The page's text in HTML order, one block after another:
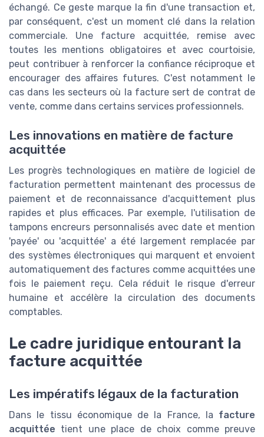
échangé. Ce geste marque la fin d'une transaction et,
par conséquent, c'est un moment clé dans la relation
commerciale. Une facture acquittée, remise avec
toutes les mentions obligatoires et avec courtoisie,
peut contribuer à renforcer la confiance réciproque et
encourager des affaires futures. C'est notamment le
cas dans les secteurs où la facture sert de contrat de
vente, comme dans certains services professionnels.
Les innovations en matière de facture
acquittée
Les progrès technologiques en matière de logiciel de
facturation permettent maintenant des processus de
paiement et de reconnaissance d'acquittement plus
rapides et plus efficaces. Par exemple, l'utilisation de
tampons encreurs personnalisés avec date et mention
'payée' ou 'acquittée' a été largement remplacée par
des systèmes électroniques qui marquent et envoient
automatiquement des factures comme acquittées une
fois le paiement reçu. Cela réduit le risque d'erreur
humaine et accélère la circulation des documents
comptables.
Le cadre juridique entourant la
facture acquittée
Les impératifs légaux de la facturation
Dans le tissu économique de la France, la facture
acquittée tient une place de choix comme preuve